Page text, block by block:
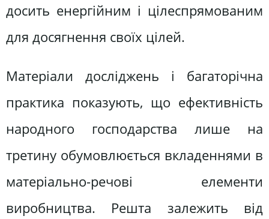
досить енергійним і цілеспрямованим
для досягнення своїх цілей.
Матеріали досліджень і багаторічна
практика показують, що ефективність
народного господарства лише на
третину обумовлюється вкладеннями в
матеріально-речові елементи
виробництва. Решта залежить від